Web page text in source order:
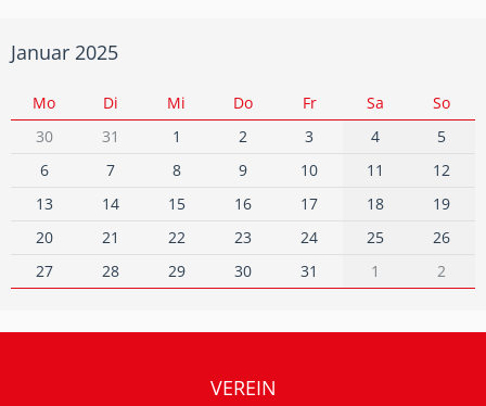
Januar 2025
Mo Di Mi Do Fr Sa
So
30
31 1 2 3 4
5
6
7 8 9 10 11
12
13
14 15 16 17 18
19
20
21 22 23 24 25
26
27
28 29 30 31 1 2
VEREIN